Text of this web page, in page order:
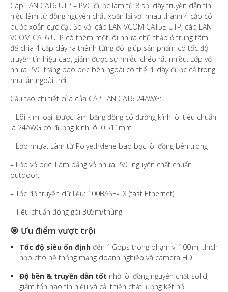
Cáp LAN CAT6 UTP – PVC được làm từ 8 sợi dây truyền dẫn tín
hiệu làm từ đồng nguyên chất xoắn lại với nhau thành 4 cắp có
bước xoắn cực đại. So với cáp LAN VCOM CAT5E UTP, cáp LAN
VCOM CAT6 UTP có thêm một lõi nhựa chữ thập ở trung tâm
để chia 4 cặp dây ra thành từng đôi giúp sản phẩm có tốc độ
truyền tín hiệu cao, giảm được sự nhiễu chéo rất nhiều. Lớp vỏ
nhựa PVC trắng bao bọc bên ngoài có thể đi dây được cả trong
nhà lẫn ngoài trời.
Cấu tạo chi tiết của của CÁP LAN CAT6 24AWG:
– Lõi kim loại: Được làm bằng đồng có đường kính lõi tiêu chuẩn
là 24AWG có đường kính lõi 0.511mm.
– Lớp nhựa: Làm từ Polyethylene bao bọc lõi đồng bên trong
– Lớp vỏ bọc: Làm bằng vỏ nhựa PVC nguyên chất chuẩn
outdoor.
– Tốc độ truyền dữ liệu: 100BASE-TX (fast Ethernet).
– Tiêu chuẩn đóng gói 305m/thùng
🎯 Ưu điểm vượt trội
Tốc độ siêu ổn định đến 1 Gbps trong phạm vi 100 m, thích
hợp cho hệ thống mạng doanh nghiệp và camera HD.
Độ bền & truyền dẫn tốt nhờ lõi đồng nguyên chất solid,
giảm tổn hao tín hiệu và cải thiện chất lượng kết nối.